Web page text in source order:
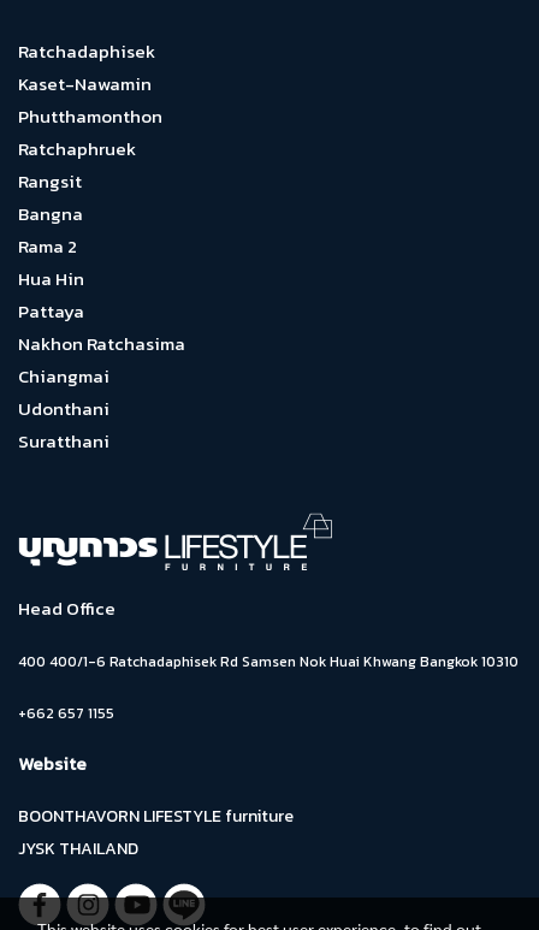
Ratchadaphisek
Kaset-Nawamin
Phutthamonthon
Ratchaphruek
Rangsit
Bangna
Rama 2
Hua Hin
Pattaya
Nakhon Ratchasima
Chiangmai
Udonthani
Suratthani
Head Office
400 400/1-6 Ratchadaphisek Rd Samsen Nok Huai Khwang Bangkok 10310
+662 657 1155
Website
BOONTHAVORN LIFESTYLE furniture
JYSK THAILAND